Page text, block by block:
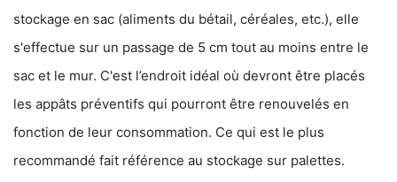
stockage en sac (aliments du bétail, céréales, etc.), elle
s'effectue sur un passage de 5 cm tout au moins entre le
sac et le mur. C'est l’endroit idéal où devront être placés
les appâts préventifs qui pourront être renouvelés en
fonction de leur consommation. Ce qui est le plus
recommandé fait référence au stockage sur palettes.